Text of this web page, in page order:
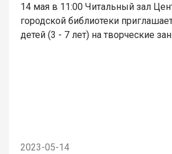
14 мая в 11:00 Читальный зал
городской библиотеки
детей (3 - 7 лет) на творческие
2023-05-14